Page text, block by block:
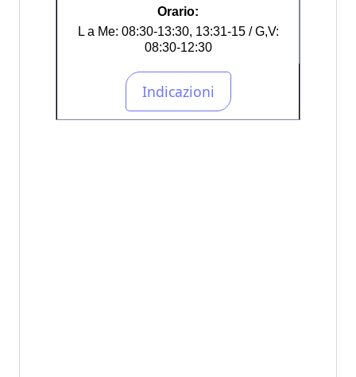
Orario:
L a Me: 08:30-13:30, 13:31-15 / G,V:
08:30-12:30